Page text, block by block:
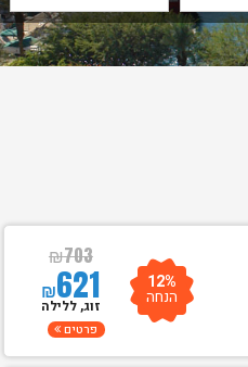
₪703
₪621 12%
הנחה זוג, ללילה
פרטים